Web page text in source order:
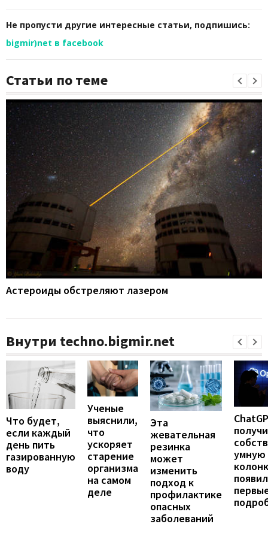
Не пропусти другие интересные статьи, подпишись:
bigmir)net в facebook
Статьи по теме
Астероиды обстреляют лазером
Внутри techno.bigmir.net
Что будет,
если каждый
день пить
газированную
воду
Ученые
выяснили,
что
ускоряет
старение
организма
на самом
деле
Эта
жевательная
резинка
может
изменить
подход к
профилактике
опасных
заболеваний
умную